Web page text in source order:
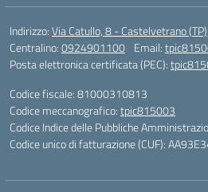
Indirizzo:Via Catullo, 8 - Castelvetrano (TP)
Centralino:0924901100 Email:
Posta elettronica certificata (PEC):
Codice fiscale: 81000310813
Codice meccanografico:tpic815003
Codice Indice delle Pubbliche
Codice unico di fatturazione (CUF):